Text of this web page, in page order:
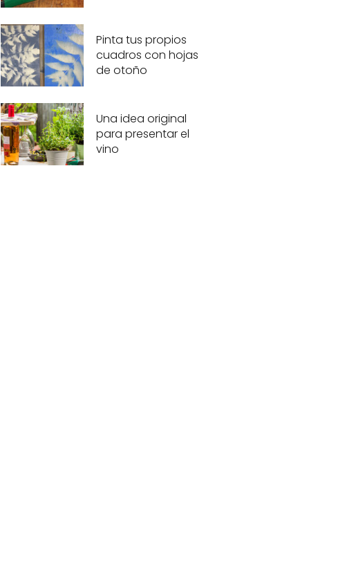
Pinta tus propios
cuadros con hojas
de otoño
Una idea original
para presentar el
vino